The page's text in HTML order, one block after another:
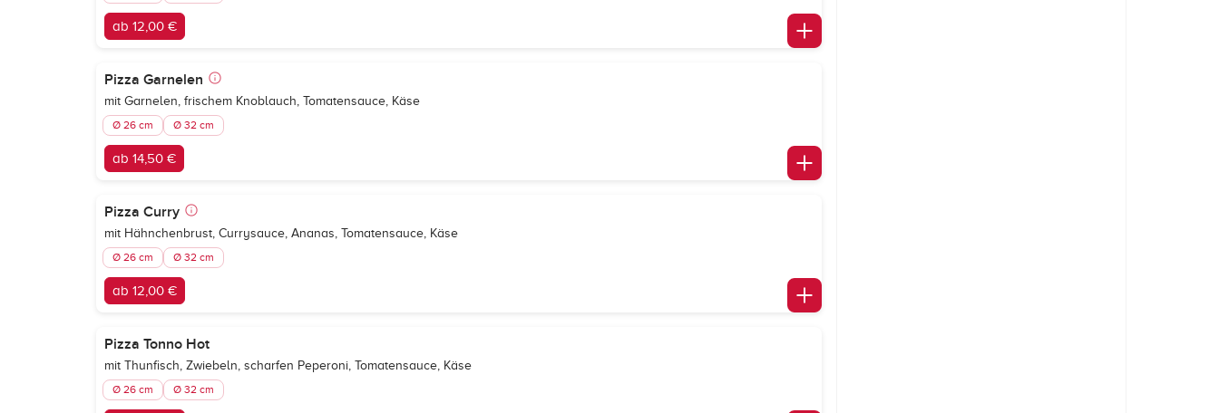
ab 12,00 €
Pizza Garnelen
mit Garnelen, frischem Knoblauch, Tomatensauce, Käse
Ø 26 cm Ø 32 cm
ab 14,50 €
Pizza Curry
mit Hähnchenbrust, Currysauce, Ananas, Tomatensauce, Käse
Ø 26 cm Ø 32 cm
ab 12,00 €
Pizza Tonno Hot
mit Thunfisch, Zwiebeln, scharfen Peperoni, Tomatensauce, Käse
Ø 26 cm Ø 32 cm